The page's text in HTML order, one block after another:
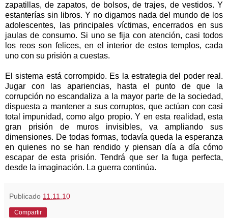
zapatillas, de zapatos, de bolsos, de trajes, de vestidos. Y
estanterías sin libros. Y no digamos nada del mundo de los
adolescentes, las principales víctimas, encerrados en sus
jaulas de consumo. Si uno se fija con atención, casi todos
los reos son felices, en el interior de estos templos, cada
uno con su prisión a cuestas.
El sistema está corrompido. Es la estrategia del poder real.
Jugar con las apariencias, hasta el punto de que la
corrupción no escandaliza a la mayor parte de la sociedad,
dispuesta a mantener a sus corruptos, que actúan con casi
total impunidad, como algo propio. Y en esta realidad, esta
gran prisión de muros invisibles, va ampliando sus
dimensiones. De todas formas, todavía queda la esperanza
en quienes no se han rendido y piensan día a día cómo
escapar de esta prisión. Tendrá que ser la fuga perfecta,
desde la imaginación. La guerra continúa.
Publicado 11.11.10
Compartir